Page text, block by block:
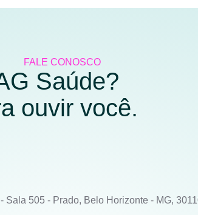
FALE CONOSCO
Saúde?
ouvir você.
Sala 505 - Prado, Belo Horizonte - MG,